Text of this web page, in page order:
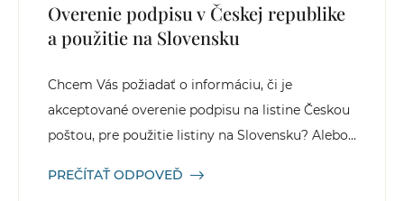
Overenie podpisu v Českej republike
a použitie na Slovensku
Chcem Vás požiadať o informáciu, či je
akceptované overenie podpisu na listine Českou
poštou, pre použitie listiny na Slovensku? Alebo...
PREČÍTAŤ ODPOVEĎ